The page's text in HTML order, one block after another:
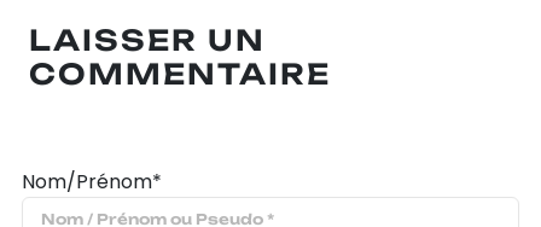
LAISSER UN
COMMENTAIRE
Nom/Prénom*